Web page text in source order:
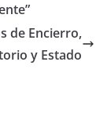
de Encierro,
y Estado